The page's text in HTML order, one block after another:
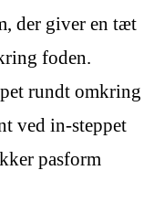
der giver en tæt
foden.
rundt omkring
ved in-steppet
pasform